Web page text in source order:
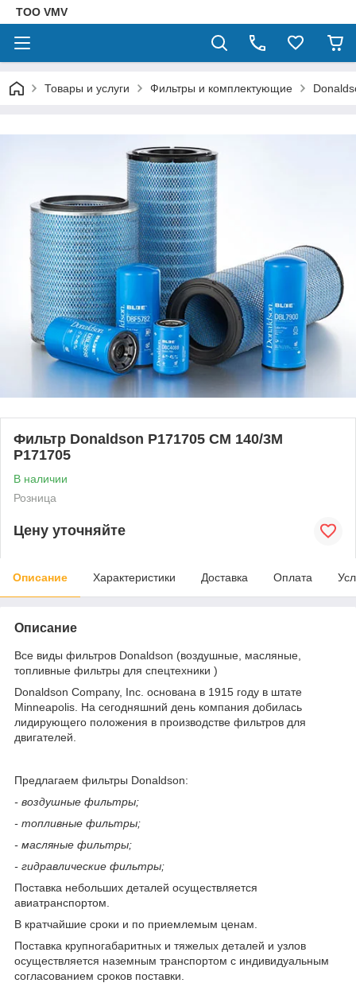
ТОО VMV
Товары и услуги Фильтры и комплектующие
Фильтр Donaldson P171705 CM 140/3M
P171705
В наличии
Розница
Цену уточняйте
Описание Характеристики Доставка Оплата
Описание
Все виды фильтров Donaldson (воздушные, масляные,
топливные фильтры для спецтехники )
Donaldson Company, Inc. основана в 1915 году в штате
Minneapolis. На сегодняшний день компания добилась
лидирующего положения в производстве фильтров для
двигателей.
Предлагаем фильтры Donaldson:
- воздушные фильтры;
- топливные фильтры;
- масляные фильтры;
- гидравлические фильтры;
Поставка небольших деталей осуществляется
авиатранспортом.
В кратчайшие сроки и по приемлемым ценам.
Поставка крупногабаритных и тяжелых деталей и узлов
осуществляется наземным транспортом с индивидуальным
согласованием сроков поставки.